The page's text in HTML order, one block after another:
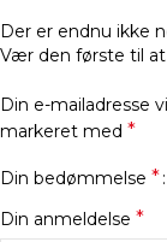
Der er endnu ikke
Vær den første til at
Din e-mailadresse
markeret med *
Din bedømmelse *
Din anmeldelse *